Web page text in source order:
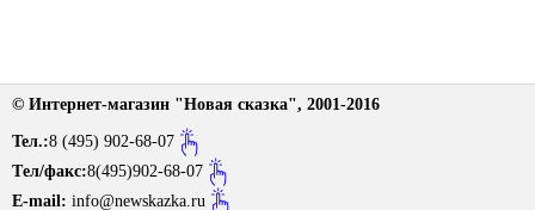
© Интернет-магазин "Новая сказка", 2001-2016
Тел.:8 (495) 902-68-07
Tел/факс:8(495)902-68-07
E-mail: info@newskazka.ru